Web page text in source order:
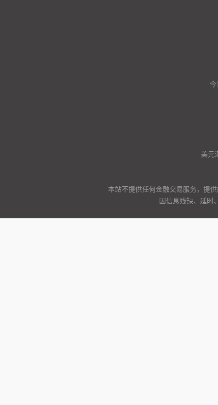
美元
本站不提供任何金融交易服务，提
因信息残缺、延时